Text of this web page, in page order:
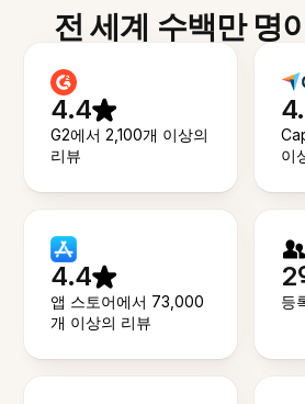
전 세계 수백만 명
4.4
G2에서 2,100개 이상의
리뷰
이
4.4
앱 스토어에서 73,000
개 이상의 리뷰
2
등